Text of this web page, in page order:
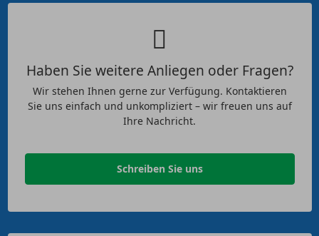
Haben Sie weitere Anliegen oder Fragen?
Wir stehen Ihnen gerne zur Verfügung. Kontaktieren
Sie uns einfach und unkompliziert – wir freuen uns auf
Ihre Nachricht.
Schreiben Sie uns